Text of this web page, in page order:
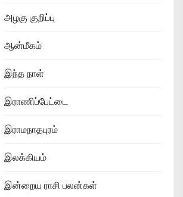
அழகு குறிப்பு
ஆன்மீகம்
இந்த நாள்
இராணிப்பேட்டை
இராமநாதபுரம்
இலக்கியம்
இன்றைய ராசி பலன்கள்